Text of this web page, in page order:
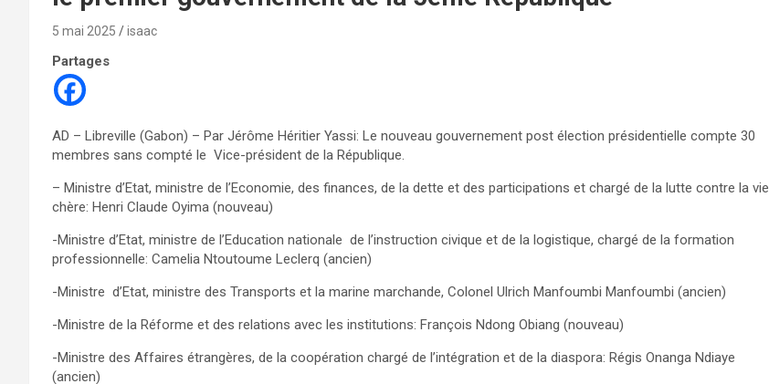
5 mai 2025 isaac
Partages
AD – Libreville (Gabon) – Par Jérôme Héritier Yassi: Le nouveau gouvernement post élection présidentielle compte 30
membres sans compté le Vice-président de la République.
– Ministre d’Etat, ministre de l’Economie, des finances, de la dette et des participations et chargé de la lutte contre la vie
chère: Henri Claude Oyima (nouveau)
-Ministre d’Etat, ministre de l’Education nationale de l’instruction civique et de la logistique, chargé de la formation
professionnelle: Camelia Ntoutoume Leclerq (ancien)
-Ministre d’Etat, ministre des Transports et la marine marchande, Colonel Ulrich Manfoumbi Manfoumbi (ancien)
-Ministre de la Réforme et des relations avec les institutions: François Ndong Obiang (nouveau)
-Ministre des Affaires étrangères, de la coopération chargé de l’intégration et de la diaspora: Régis Onanga Ndiaye
(ancien)